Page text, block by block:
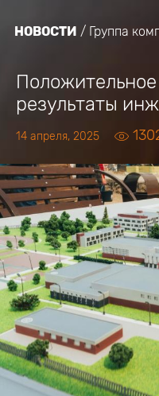
НОВОСТИ Группа
результаты
14 апреля, 2025